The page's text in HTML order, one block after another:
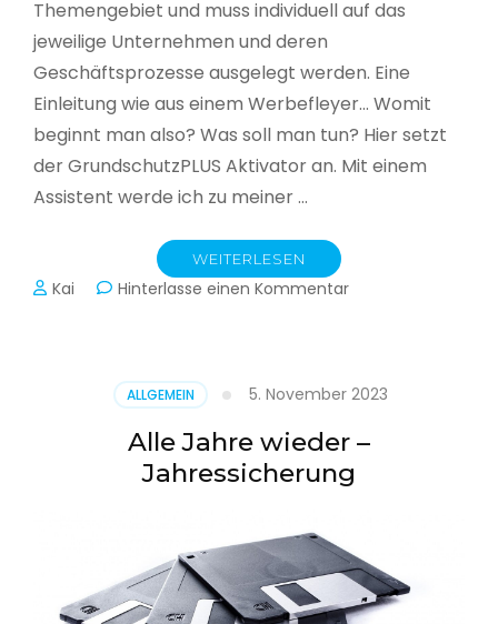
Themengebiet und muss individuell auf das
jeweilige Unternehmen und deren
Geschäftsprozesse ausgelegt werden. Eine
Einleitung wie aus einem Werbefleyer… Womit
beginnt man also? Was soll man tun? Hier setzt
der GrundschutzPLUS Aktivator an. Mit einem
Assistent werde ich zu meiner …
WEITERLESEN
Kai Hinterlasse einen Kommentarzu
ALLGEMEIN 5. November 2023
Alle Jahre wieder –
Jahressicherung